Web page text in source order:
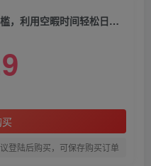
2024年全新AI新项目，无任何门槛，利用空暇时间轻松日入600+
登陆后购买，可保存购买订单